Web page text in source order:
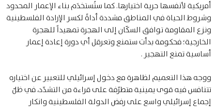
أمريكية لأنفسها حرية اختيارها. كما ستُستخدَم بناء الإعمار المحدود
وشروط الحياة في المناطق مشددة أداةً لكسر الإرادة الفلسطينية
ونزع المقاومة توافق السكّان إلى الهجرة تمهيداً للهجرة
الخارجية؛ فحكومة بدأت ستمنع وتعرقل أي دورة إعادة إعمار
أساسية تمنع التهجير .
ووجه هذا التعميم لظاهرة مع دخول إسرائيلي للتعبير عن اختياره
تتنافس فيه قوى يمينية متطرّفة على قراءة من التشدّد، في ظلّ
إجماع إسرائيلي واسع على رفض الدولة الفلسطينية وانكار